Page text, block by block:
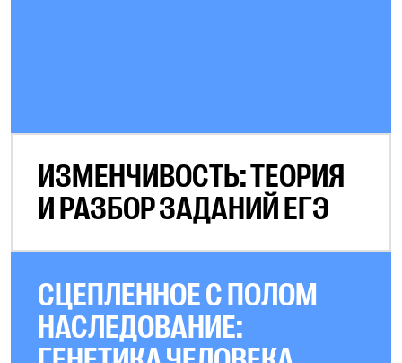
ИЗМЕНЧИВОСТЬ: ТЕОРИЯ
И РАЗБОР ЗАДАНИЙ ЕГЭ
СЦЕПЛЕННОЕ С ПОЛОМ
НАСЛЕДОВАНИЕ: